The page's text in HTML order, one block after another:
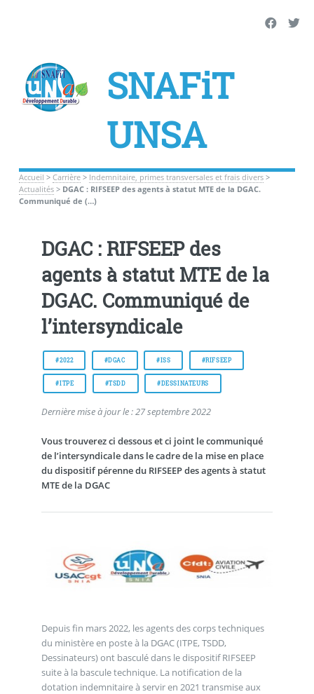
SNAFiT
UNSA
Accueil > Carrière> Indemnitaire, primes transversales et frais divers>
Actualités> DGAC : RIFSEEP des agents à statut MTE de la DGAC.
Communiqué de (…)
DGAC : RIFSEEP des
agents à statut MTE de la
DGAC. Communiqué de
l’intersyndicale
#2022 #DGAC #ISS #RIFSEEP
#ITPE #TSDD #DESSINATEURS
Dernière mise à jour le : 27 septembre 2022
Vous trouverez ci dessous et ci joint le communiqué
de l’intersyndicale dans le cadre de la mise en place
du dispositif pérenne du RIFSEEP des agents à statut
MTE de la DGAC
Depuis fin mars 2022, les agents des corps techniques
du ministère en poste à la DGAC (ITPE, TSDD,
Dessinateurs) ont basculé dans le dispositif RIFSEEP
suite à la bascule technique. La notification de la
dotation indemnitaire à servir en 2021 transmise aux